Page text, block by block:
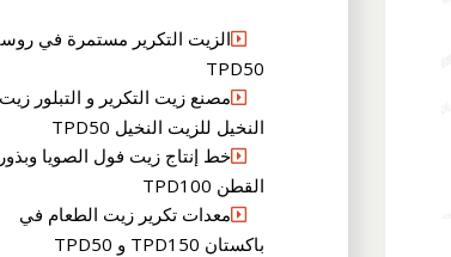
الزيت التكرير مستمرة في
TPD50
مصنع زيت التكرير و التبلور زيت
النخيل للزيت النخيل TPD50
خط إنتاج زيت فول الصويا وبذور
القطن TPD100
معدات تكرير زيت الطعام في
باكستان TPD150 و TPD50